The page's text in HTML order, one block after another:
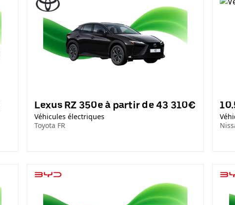
Lexus RZ 350e à partir de 43 310€
Véhicules électriques
Toyota FR